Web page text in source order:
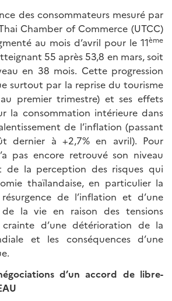
des consommateurs mesuré par
Chamber of Commerce (UTCC)
au mois d’avril pour le 11ème
55 après 53,8 en mars, soit
en 38 mois. Cette progression
surtout par la reprise du tourisme
premier trimestre) et ses effets
la consommation intérieure dans
de l’inflation (passant
dernier à +2,7% en avril). Pour
pas encore retrouvé son niveau
de la perception des risques qui
thaïlandaise, en particulier la
de l’inflation et d’une
la vie en raison des tensions
d’une détérioration de la
et les conséquences d’une
d’un accord de libre-